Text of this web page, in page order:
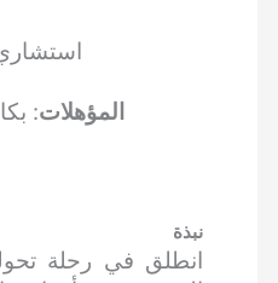
المؤهلات:
نبذة
انطلق في رحلة